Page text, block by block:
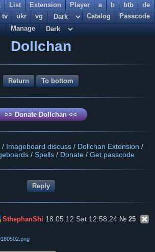
List Extension Player a b btb
de
tv ukr vg Catalog
Passcode
Manage
Dollchan
Return To bottom
>> Donate Dollchan <<
/ Imageboard discuss/ Dollchan Extension /
/ Spells / Donate / Get passcode
SthephanShi 18.05.12 Sat 12:58:24 № 25
png